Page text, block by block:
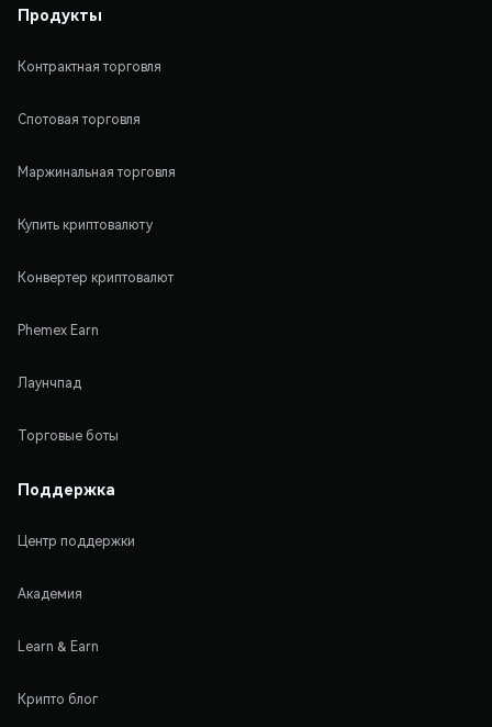
Продукты
Контрактная торговля
Спотовая торговля
Маржинальная торговля
Купить криптовалюту
Конвертер криптовалют
Phemex Earn
Лаунчпад
Торговые боты
Поддержка
Центр поддержки
Академия
Learn & Earn
Крипто блог